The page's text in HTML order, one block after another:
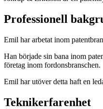
Professionell
Emil har arbetat inom
Han började sin bana inom
företag inom fordonsbranschen.
Emil har utöver detta haft en
Teknikerfarenhet